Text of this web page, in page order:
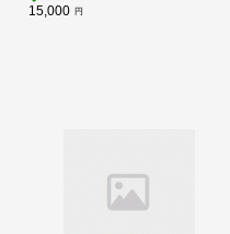
15,000 円